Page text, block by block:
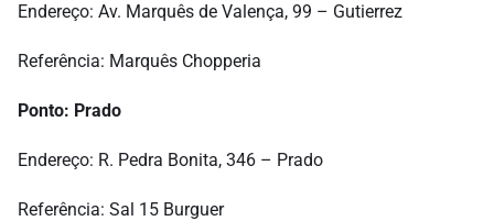
Endereço: Av. Marquês de Valença, 99 – Gutierrez
Referência: Marquês Chopperia
Ponto: Prado
Endereço: R. Pedra Bonita, 346 – Prado
Referência: Sal 15 Burguer